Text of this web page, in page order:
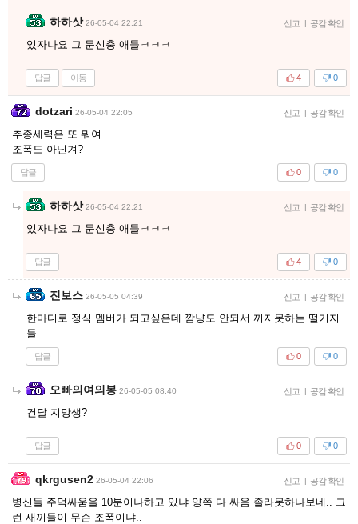
하하삿 26-05-04 22:21 신고 | 공감 확인
있자나요 그 문신충 애들ㅋㅋㅋ
답글 이동 0
4
dotzari 26-05-04 22:05 신고 | 공감 확인
추종세력은 또 뭐여
조폭도 아닌겨?
답글 0
0
하하삿 26-05-04 22:21 신고 | 공감 확인
있자나요 그 문신충 애들ㅋㅋㅋ
답글 0
4
진보스 26-05-05 04:39 신고 | 공감 확인
한마디로 정식 멤버가 되고싶은데 깜냥도 안되서 끼지못하는 떨거지
들
답글 0
0
오빠의여의봉 26-05-05 08:40 신고 | 공감 확인
건달 지망생?
답글 0
0
qkrgusen2 26-05-04 22:06 신고 | 공감 확인
병신들 주먹싸움을 10분이나하고 있냐 양쪽 다 싸움 졸라못하나보네.. 그
런 새끼들이 무슨 조폭이냐..